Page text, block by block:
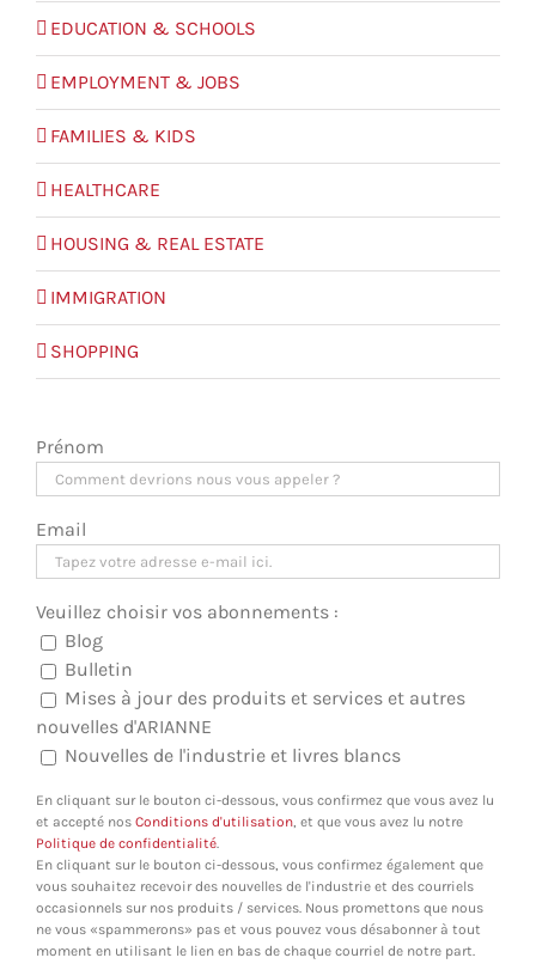
EDUCATION & SCHOOLS
EMPLOYMENT & JOBS
FAMILIES & KIDS
HEALTHCARE
HOUSING & REAL ESTATE
IMMIGRATION
SHOPPING
Prénom
Email
Veuillez choisir vos abonnements :
Blog
Bulletin
Mises à jour des produits et services et autres
nouvelles d'ARIANNE
Nouvelles de l'industrie et livres blancs
En cliquant sur le bouton ci-dessous, vous confirmez que vous avez lu
et accepté nos Conditions d'utilisation, et que vous avez lu notre
Politique de confidentialité.
En cliquant sur le bouton ci-dessous, vous confirmez également que
vous souhaitez recevoir des nouvelles de l'industrie et des courriels
occasionnels sur nos produits / services. Nous promettons que nous
ne vous «spammerons» pas et vous pouvez vous désabonner à tout
moment en utilisant le lien en bas de chaque courriel de notre part.